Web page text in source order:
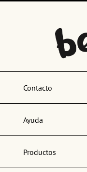
Contacto
Ayuda
Productos